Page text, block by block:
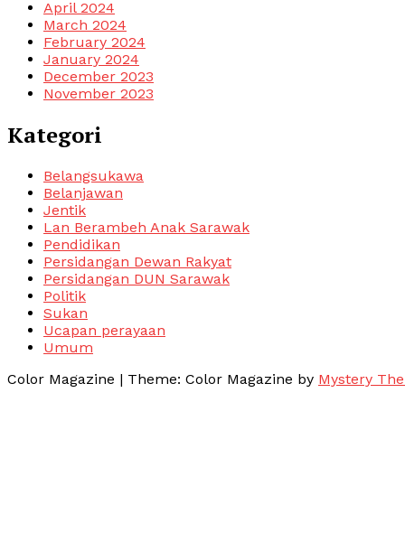
April 2024
March 2024
February 2024
January 2024
December 2023
November 2023
Kategori
Belangsukawa
Belanjawan
Jentik
Lan Berambeh Anak Sarawak
Pendidikan
Persidangan Dewan Rakyat
Persidangan DUN Sarawak
Politik
Sukan
Ucapan perayaan
Umum
Color Magazine | Theme: Color Magazine by Mystery